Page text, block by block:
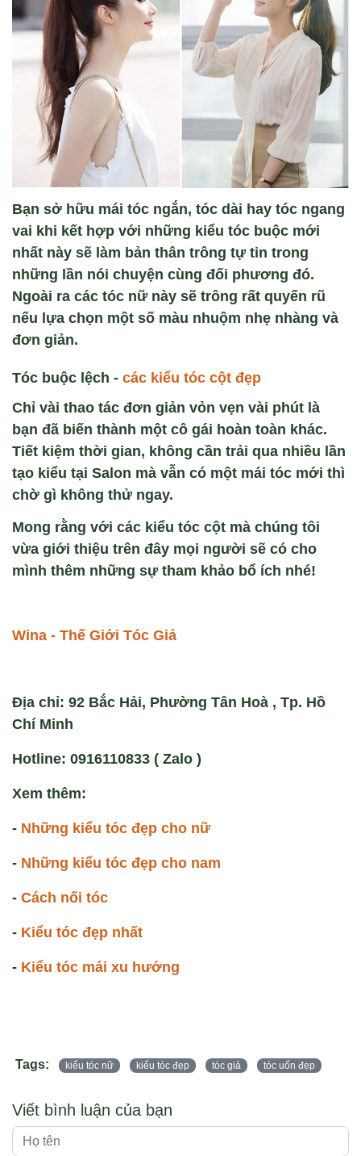
Bạn sở hữu mái tóc ngắn, tóc dài hay tóc ngang
vai khi kết hợp với những kiểu tóc buộc mới
nhất này sẽ làm bản thân trông tự tin trong
những lần nói chuyện cùng đối phương đó.
Ngoài ra các tóc nữ này sẽ trông rất quyến rũ
nếu lựa chọn một số màu nhuộm nhẹ nhàng và
đơn giản.
Tóc buộc lệch - các kiểu tóc cột đẹp
Chỉ vài thao tác đơn giản vỏn vẹn vài phút là
bạn đã biến thành một cô gái hoàn toàn khác.
Tiết kiệm thời gian, không cần trải qua nhiều lần
tạo kiểu tại Salon mà vẫn có một mái tóc mới thì
chờ gì không thử ngay.
Mong rằng với các kiểu tóc cột mà chúng tôi
vừa giới thiệu trên đây mọi người sẽ có cho
mình thêm những sự tham khảo bổ ích nhé!
Wina - Thế Giới Tóc Giả
Địa chỉ: 92 Bắc Hải, Phường Tân Hoà , Tp. Hồ
Chí Minh
Hotline: 0916110833 ( Zalo )
Xem thêm:
- Những kiểu tóc đẹp cho nữ
- Những kiểu tóc đẹp cho nam
- Cách nối tóc
- Kiểu tóc đẹp nhất
- Kiểu tóc mái xu hướng
Tags: kiểu tóc nữ kiểu tóc đẹp tóc giả tóc uốn đẹp
Viết bình luận của bạn